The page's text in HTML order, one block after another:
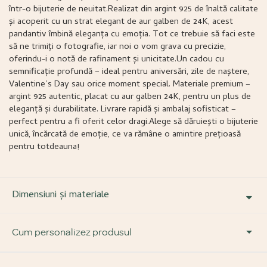
într-o bijuterie de neuitat.Realizat din argint 925 de înaltă calitate
și acoperit cu un strat elegant de aur galben de 24K, acest
pandantiv îmbină eleganța cu emoția. Tot ce trebuie să faci este
să ne trimiți o fotografie, iar noi o vom grava cu precizie,
oferindu-i o notă de rafinament și unicitate.Un cadou cu
semnificație profundă – ideal pentru aniversări, zile de naștere,
Valentine’s Day sau orice moment special. Materiale premium –
argint 925 autentic, placat cu aur galben 24K, pentru un plus de
eleganță și durabilitate. Livrare rapidă și ambalaj sofisticat –
perfect pentru a fi oferit celor dragi.Alege să dăruiești o bijuterie
unică, încărcată de emoție, ce va rămâne o amintire prețioasă
pentru totdeauna!
Dimensiuni și materiale
Cum personalizez produsul